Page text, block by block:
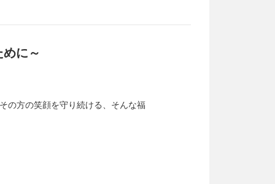
に～
の方の笑顔を守り続ける、そんな福